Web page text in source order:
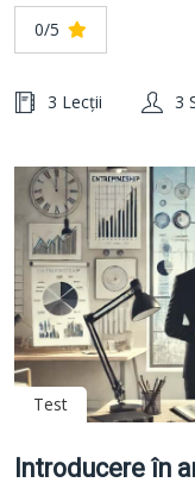
0/5
3 Lecții 3
Test
Introducere în